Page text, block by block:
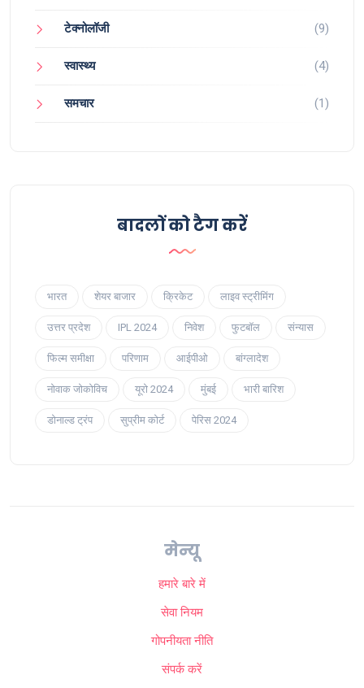
टेक्नोलॉजी (9)
स्वास्थ्य (4)
समचार (1)
बादलों को टैग करें
भारत शेयर बाजार क्रिकेट लाइव स्ट्रीमिंग
उत्तर प्रदेश IPL 2024 निवेश फुटबॉल संन्यास
फिल्म समीक्षा परिणाम आईपीओ बांग्लादेश
नोवाक जोकोविच यूरो 2024 मुंबई भारी बारिश
डोनाल्ड ट्रंप सुप्रीम कोर्ट पेरिस 2024
मेन्यू
हमारे बारे में
सेवा नियम
गोपनीयता नीति
संपर्क करें